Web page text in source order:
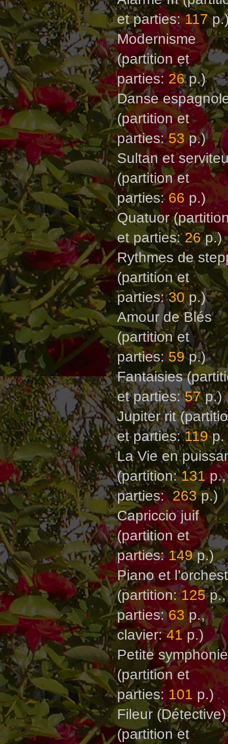
et parties:117
Моdernisme
(partition et
parties: 26p.)
Danse
(partition et
parties:53 p.)
Sultan et
(partition et
parties:66 p.)
Quatuor
et parties:26p.)
Rythmes de
(partition et
parties:30p.)
Amour de Blés
(partition et
parties:59p.)
Fantaisies
et parties:57p.)
Jupiter rit
et parties:119p.
La Vie en
(partition:131p.,
parties:263p.)
Capriccio juif
(partition et
parties:149p.)
Piano et
(partition:125p.,
parties:63p.,
clavier:41p.)
Petite
(partition et
parties: 101 p.)
Fileur (Détective)
(partition et